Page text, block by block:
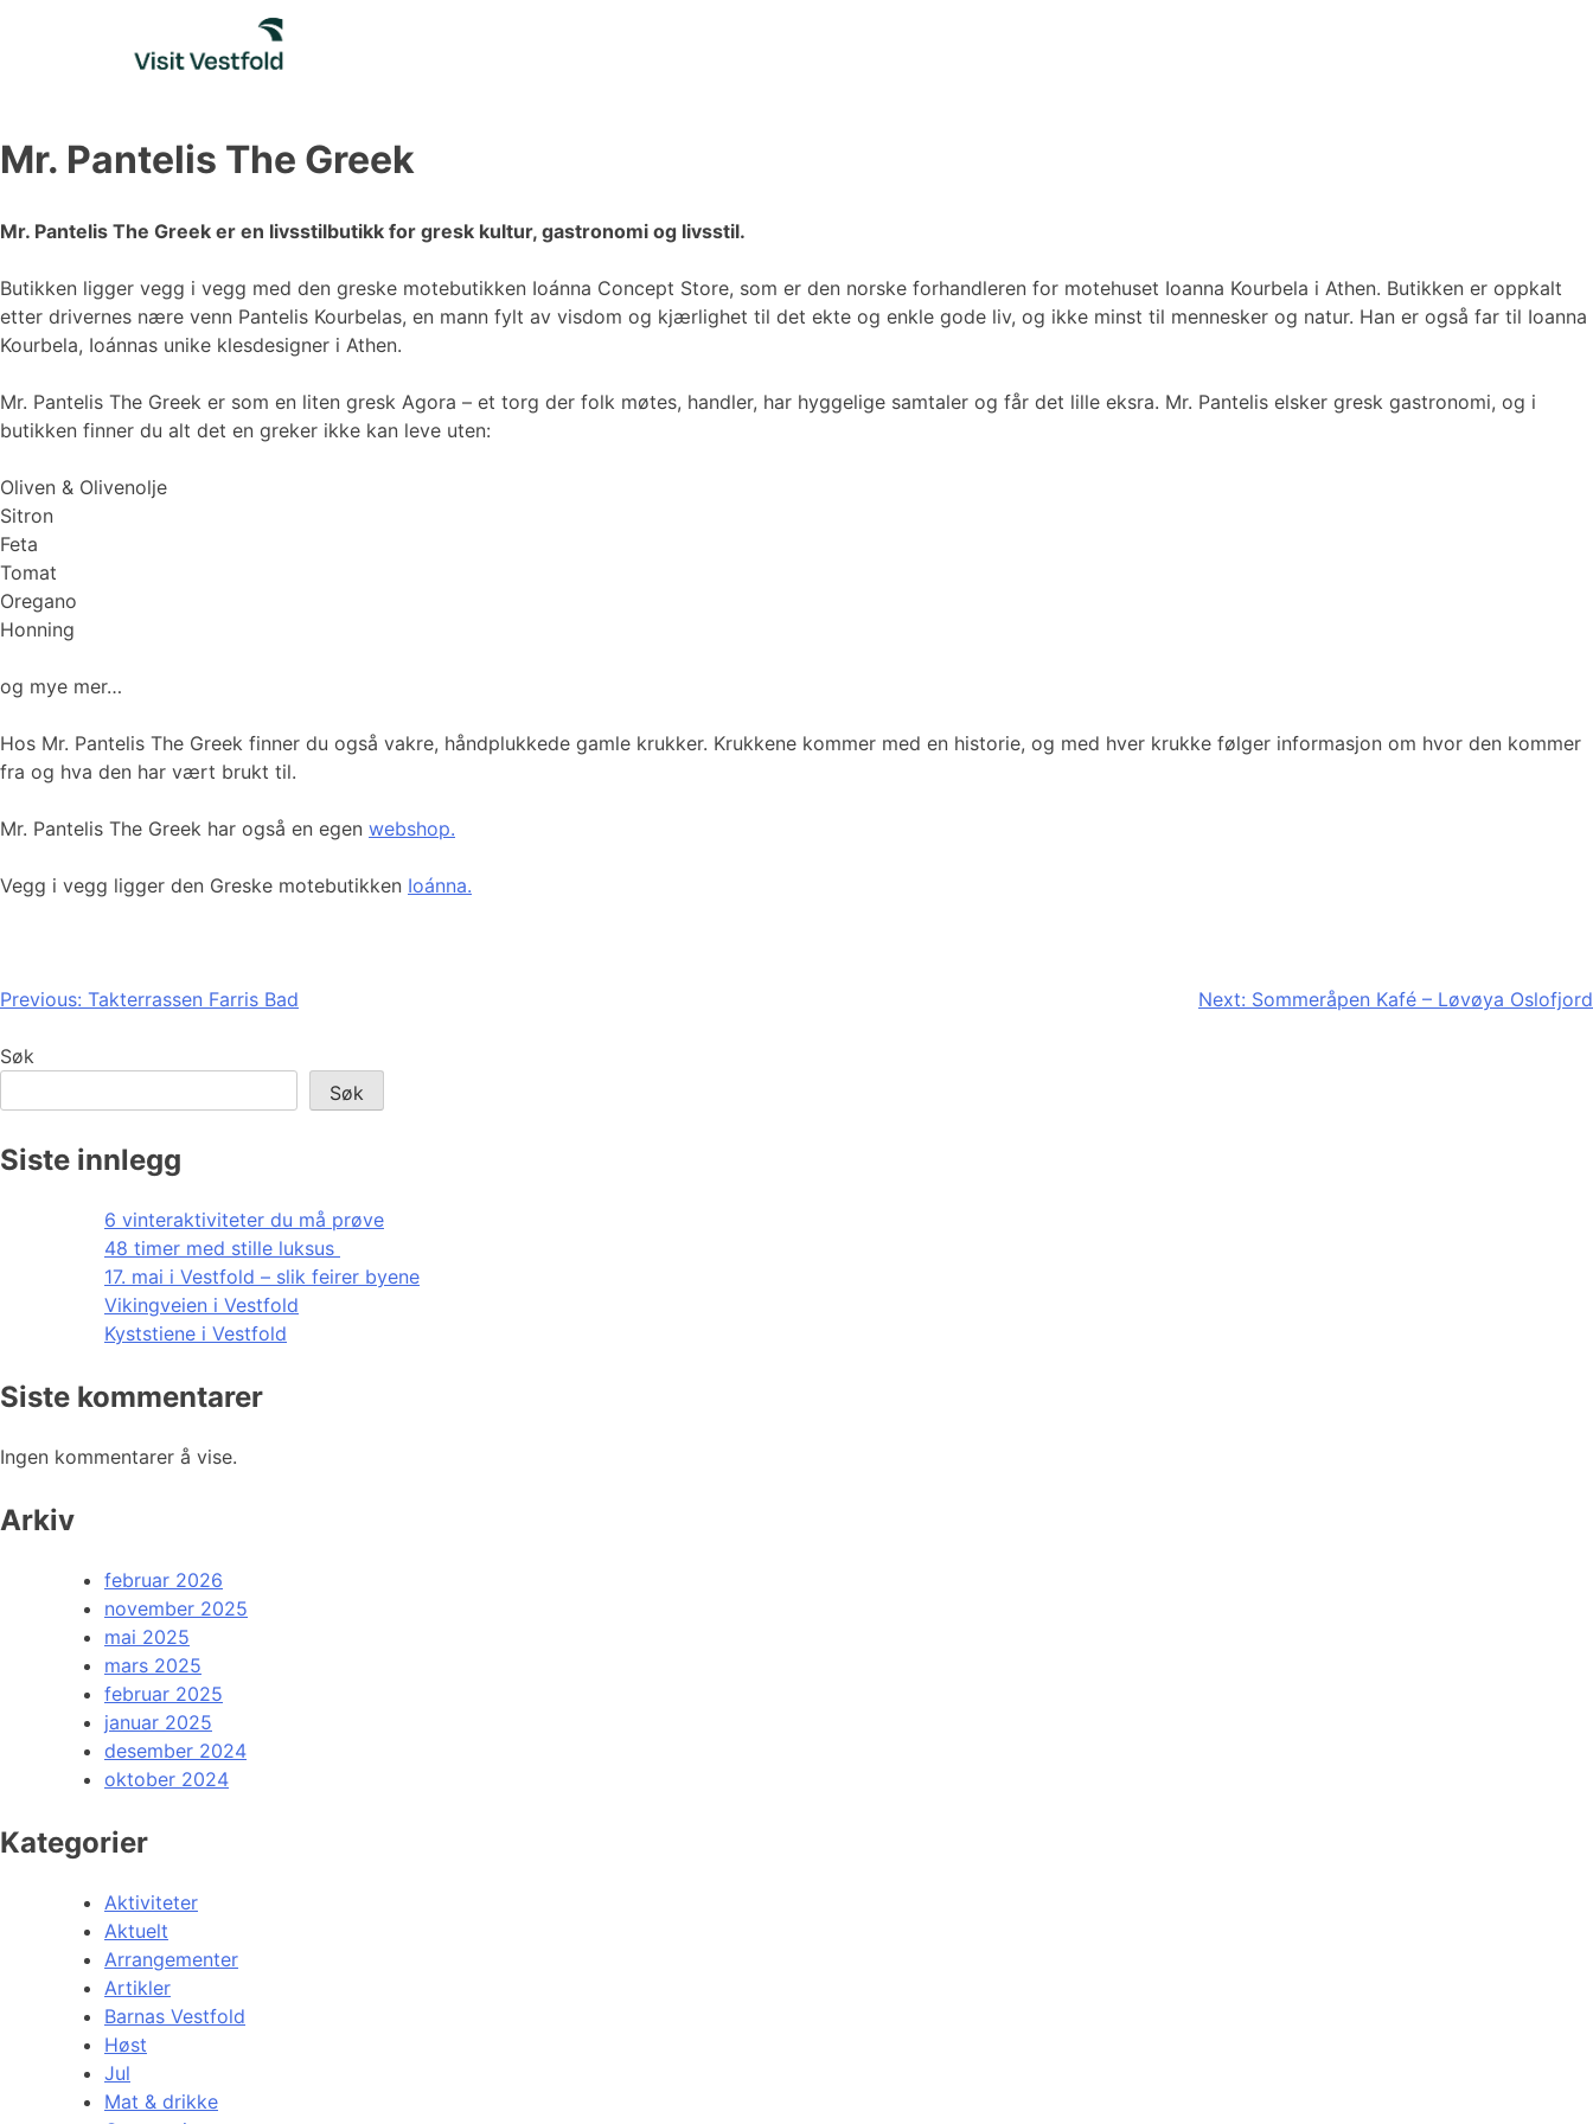
Mr. Pantelis The Greek
Mr. Pantelis The Greek er en livsstilbutikk for gresk kultur, gastronomi og livsstil.
Butikken ligger vegg i vegg med den greske motebutikken Ioánna Concept Store, som er den norske forhandleren for motehuset Ioanna Kourbela i Athen. Butikken er oppkalt
etter drivernes nære venn Pantelis Kourbelas, en mann fylt av visdom og kjærlighet til det ekte og enkle gode liv, og ikke minst til mennesker og natur. Han er også far til Ioanna
Kourbela, Ioánnas unike klesdesigner i Athen.
Mr. Pantelis The Greek er som en liten gresk Agora – et torg der folk møtes, handler, har hyggelige samtaler og får det lille eksra. Mr. Pantelis elsker gresk gastronomi, og i
butikken finner du alt det en greker ikke kan leve uten:
Oliven & Olivenolje
Sitron
Feta
Tomat
Oregano
Honning
og mye mer…
Hos Mr. Pantelis The Greek finner du også vakre, håndplukkede gamle krukker. Krukkene kommer med en historie, og med hver krukke følger informasjon om hvor den kommer
fra og hva den har vært brukt til.
Mr. Pantelis The Greek har også en egen webshop.
Vegg i vegg ligger den Greske motebutikken Ioánna.
Innleggsnavigasjon
Previous: Takterrassen Farris Bad Next: Sommeråpen Kafé – Løvøya Oslofjord
Søk
Søk
Siste innlegg
6 vinteraktiviteter du må prøve
48 timer med stille luksus
17. mai i Vestfold – slik feirer byene
Vikingveien i Vestfold
Kyststiene i Vestfold
Siste kommentarer
Ingen kommentarer å vise.
Arkiv
februar 2026
november 2025
mai 2025
mars 2025
februar 2025
januar 2025
desember 2024
oktober 2024
Kategorier
Aktiviteter
Aktuelt
Arrangementer
Artikler
Barnas Vestfold
Høst
Jul
Mat & drikke